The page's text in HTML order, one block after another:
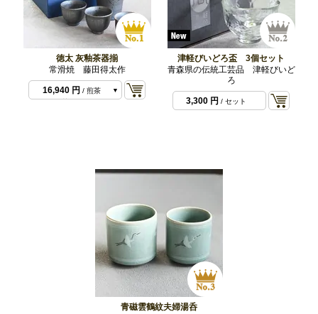
徳太 灰釉茶器揃
常滑焼 藤田得太作
16,940 円 / 煎茶
津軽びいどろ盃 3個セット
青森県の伝統工芸品 津軽びいど
ろ
3,300 円 / セット
青磁雲鶴紋夫婦湯呑